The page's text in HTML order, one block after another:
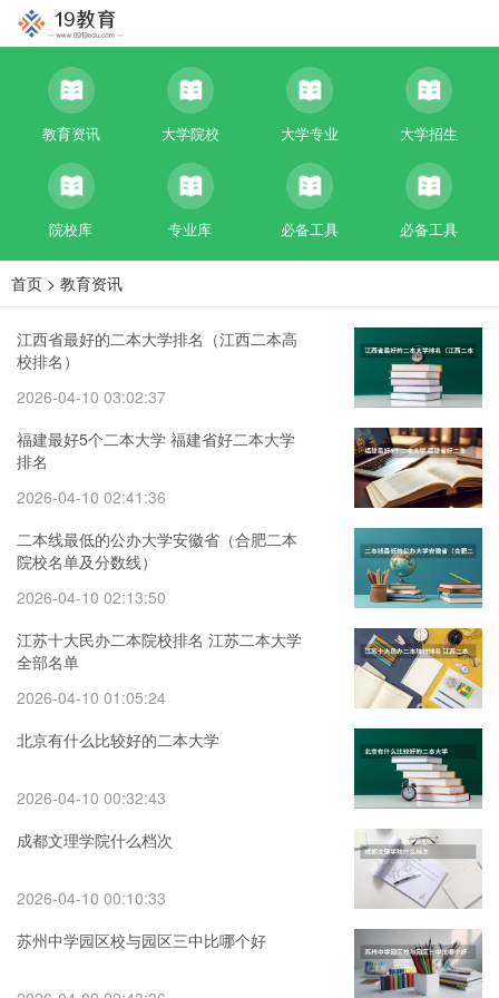
教育资讯 大学院校 大学专业 大学招生
院校库 专业库 必备工具 必备工具
首页 > 教育资讯
江西省最好的二本大学排名（江西二本高
校排名）
2026-04-10 03:02:37
福建最好5个二本大学 福建省好二本大学
排名
2026-04-10 02:41:36
二本线最低的公办大学安徽省（合肥二本
院校名单及分数线）
2026-04-10 02:13:50
江苏十大民办二本院校排名 江苏二本大学
全部名单
2026-04-10 01:05:24
北京有什么比较好的二本大学
2026-04-10 00:32:43
成都文理学院什么档次
2026-04-10 00:10:33
苏州中学园区校与园区三中比哪个好